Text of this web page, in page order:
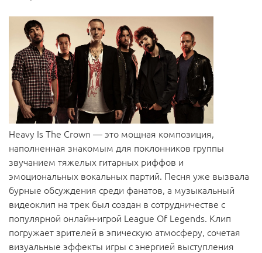
Heavy Is The Crown — это мощная композиция,
наполненная знакомым для поклонников группы
звучанием тяжелых гитарных риффов и
эмоциональных вокальных партий. Песня уже вызвала
бурные обсуждения среди фанатов, а музыкальный
видеоклип на трек был создан в сотрудничестве с
популярной онлайн-игрой League Of Legends. Клип
погружает зрителей в эпическую атмосферу, сочетая
визуальные эффекты игры с энергией выступления